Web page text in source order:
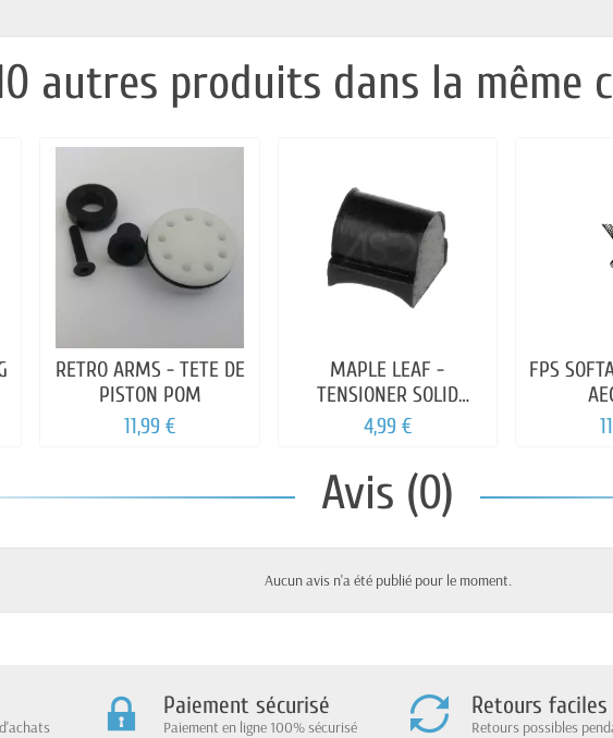
autres produits dans la même
RETRO ARMS - TETE DE
PISTON POM
11,99 €
MAPLE LEAF -
TENSIONER SOLID
EDITION
4,99 €
FPS
Avis (0)
Aucun avis n'a été publié pour le moment.
Paiement sécurisé
Paiement en ligne 100% sécurisé
Retours faciles
Retours possibles